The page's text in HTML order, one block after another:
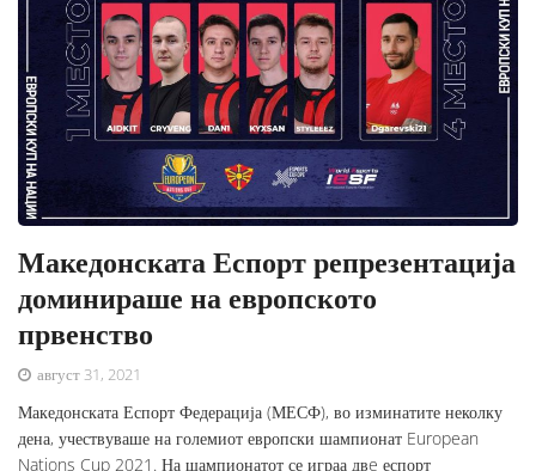
Македонската Еспорт репрезентација
доминираше на европското
првенство
август 31, 2021
Македонската Еспорт Федерација (МЕСФ), во изминатите неколку
дена, учествуваше на големиот европски шампионат European
Nations Cup 2021. На шампионатот се играа двe еспорт